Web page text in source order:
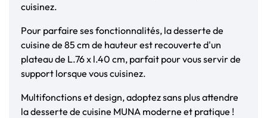
cuisinez.
Pour parfaire ses fonctionnalités, la desserte de
cuisine de 85 cm de hauteur est recouverte d'un
plateau de L.76 x l.40 cm, parfait pour vous servir de
support lorsque vous cuisinez.
Multifonctions et design, adoptez sans plus attendre
la desserte de cuisine MUNA moderne et pratique !